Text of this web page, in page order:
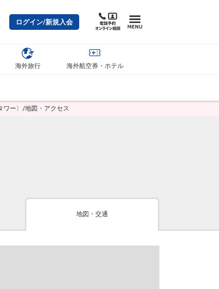
ログイン/新規入会
海外旅行 海外航空券・ホテル
ワー〉/地図・アクセス
地図・交通